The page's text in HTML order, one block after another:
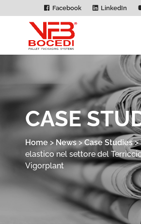
Facebook LinkedIn
CASE
Home>News>Case Studies>
elastico nel settore del
Vigorplant